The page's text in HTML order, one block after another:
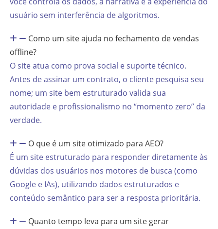
usuário sem interferência de algoritmos.
Como um site ajuda no fechamento de vendas
offline?
O site atua como prova social e suporte técnico.
Antes de assinar um contrato, o cliente pesquisa seu
nome; um site bem estruturado valida sua
autoridade e profissionalismo no “momento zero” da
verdade.
O que é um site otimizado para AEO?
É um site estruturado para responder diretamente às
dúvidas dos usuários nos motores de busca (como
Google e IAs), utilizando dados estruturados e
conteúdo semântico para ser a resposta prioritária.
Quanto tempo leva para um site gerar